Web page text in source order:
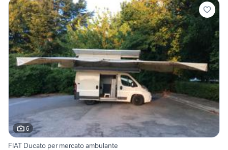
6
FIAT Ducato per mercato ambulante